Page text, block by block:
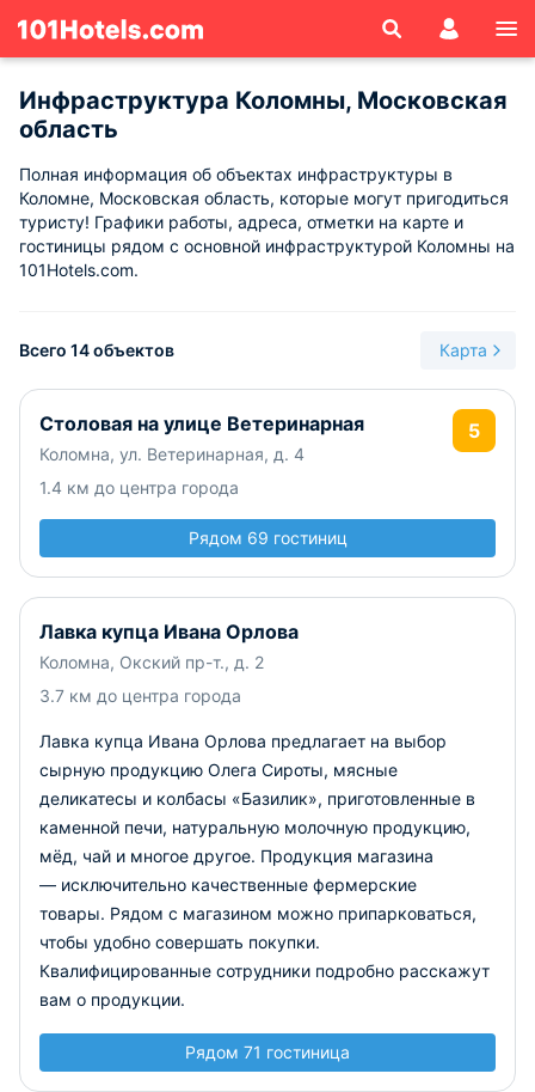
Инфраструктура Коломны, Московская
область
Полная информация об объектах инфраструктуры в
Коломне, Московская область, которые могут пригодиться
туристу! Графики работы, адреса, отметки на карте и
гостиницы рядом с основной инфраструктурой Коломны на
101Hotels.com.
Всего 14 объектов Карта
Столовая на улице Ветеринарная
Коломна, ул. Ветеринарная, д. 4
1.4 км до центра города
5
Рядом 69 гостиниц
Лавка купца Ивана Орлова
Коломна, Окский пр-т., д. 2
3.7 км до центра города
Лавка купца Ивана Орлова предлагает на выбор
сырную продукцию Олега Сироты, мясные
деликатесы и колбасы «Базилик», приготовленные в
каменной печи, натуральную молочную продукцию,
мёд, чай и многое другое. Продукция магазина
— исключительно качественные фермерские
товары. Рядом с магазином можно припарковаться,
чтобы удобно совершать покупки.
Квалифицированные сотрудники подробно расскажут
вам о продукции.
Рядом 71 гостиница